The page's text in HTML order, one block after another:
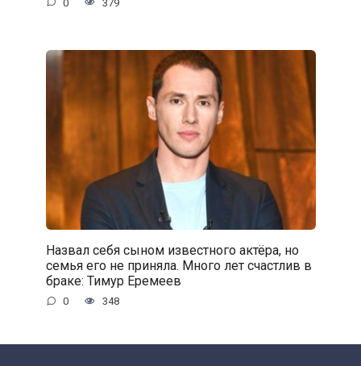
0 379
Назвал себя сыном известного актёра, но
семья его не приняла. Много лет счастлив в
браке: Тимур Еремеев
0 348